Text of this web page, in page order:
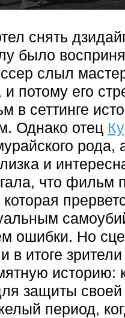
снять
было
слыл
потому его
в сеттинге
Однако отец
рода,
и
что фильм
ошибки. Но
в итоге
историю:
защиты
период,